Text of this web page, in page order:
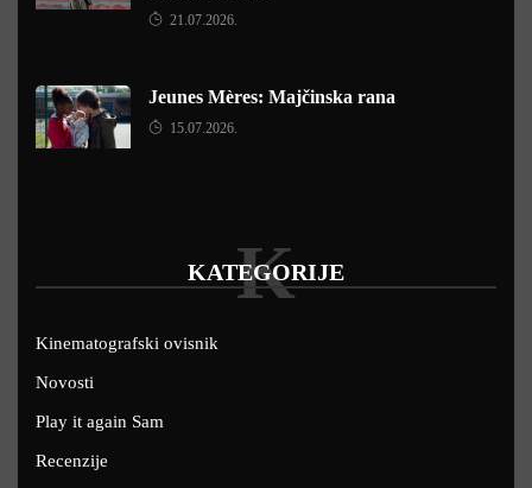
21.07.2026.
Jeunes Mères: Majčinska rana
15.07.2026.
KATEGORIJE
K
Kinematografski ovisnik
Novosti
Play it again Sam
Recenzije